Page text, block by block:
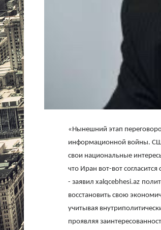
«Нынешний этап
информационной войны.
свои национальные
что Иран вот-вот
- заявил xalqcebhesi.az
восстановить свою
учитывая
проявляя